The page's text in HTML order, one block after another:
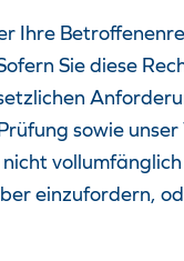
Ihre
Sie diese
sowie
einzufordern,